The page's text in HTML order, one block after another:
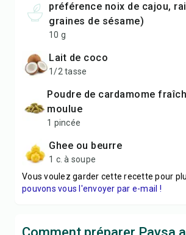
préférence noix de cajou,
graines de sésame)
10 g
lait de coco
1/2 tasse
poudre de cardamome fraîchement
moulue
1 pincée
ghee ou beurre
1 c. à soupe
Vous voulez garder cette recette pour
pouvons vous l'envoyer par e-mail !